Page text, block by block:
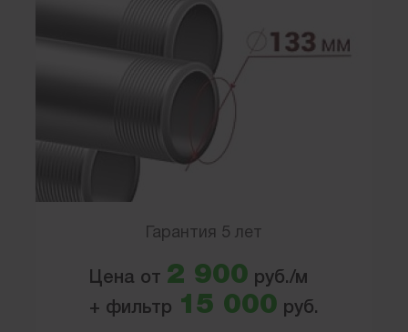
Гарантия 5 лет
Цена от 2 900 руб./м
+ фильтр
15 000 руб.